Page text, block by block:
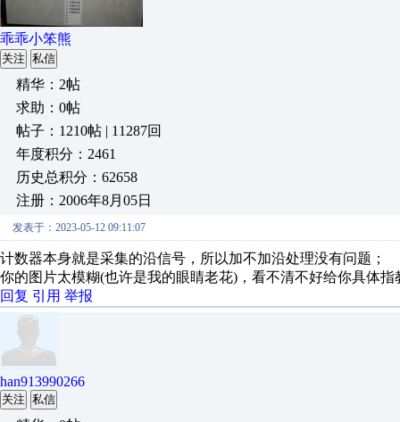
乖乖小笨熊
关注 私信
精华：2帖
求助：0帖
帖子：1210帖 | 11287回
年度积分：2461
历史总积分：62658
注册：2006年8月05日
发表于：2023-05-12 09:11:07
计数器本身就是采集的沿信号，所以加不加沿处理没有问题；
你的图片太模糊(也许是我的眼睛老花)，看不清不好给你具体指
回复 引用 举报
han913990266
关注 私信